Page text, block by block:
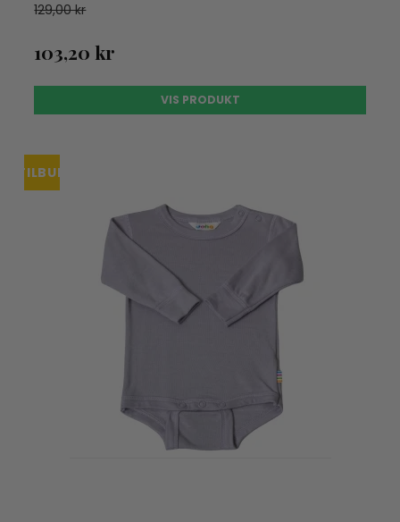
129,00 kr
103,20 kr
VIS PRODUKT
TILBUD